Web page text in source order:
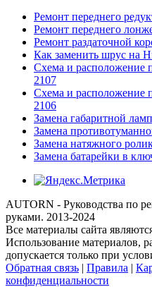
Ремонт переднего
Ремонт переднего
Ремонт раздаточной
Как заменить шрус на
Схема и расположение
2107
Схема и расположение
2106
Замена габаритной
Замена
Замена натяжного
Замена батарейки в
AUTORN - Руководства по
руками. 2013-2024
Все материалы сайта
Использование материалов,
допускается только при
Обратная связь | Правила |
конфиденциальности